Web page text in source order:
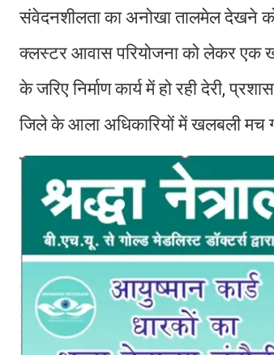
संवेदनशीलता का अनोखा तालमेल देखने
क्लस्टर आवास परियोजना को लेकर एक
के जरिए निर्माण कार्य में हो रही देरी,
जिले के आला अधिकारियों में खलबली मच